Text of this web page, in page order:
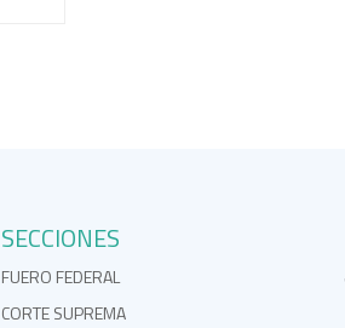
SECCIONES
FUERO FEDERAL
CORTE SUPREMA